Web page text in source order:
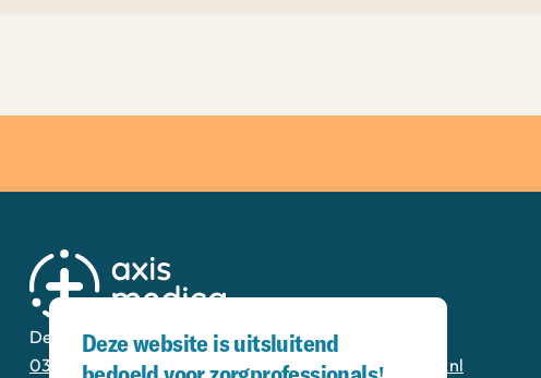
De Corridor 14-K
3621 ZB Breukelen
0346 - 20 00 13
secretariaat@axismedica.nl
Deze website is uitsluitend